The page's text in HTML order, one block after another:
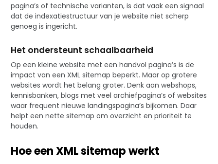
pagina’s of technische varianten, is dat vaak een signaal
dat de indexatiestructuur van je website niet scherp
genoeg is ingericht.
Het ondersteunt schaalbaarheid
Op een kleine website met een handvol pagina’s is de
impact van een XML sitemap beperkt. Maar op grotere
websites wordt het belang groter. Denk aan webshops,
kennisbanken, blogs met veel archiefpagina’s of websites
waar frequent nieuwe landingspagina’s bijkomen. Daar
helpt een nette sitemap om overzicht en prioriteit te
houden.
Hoe een XML sitemap werkt